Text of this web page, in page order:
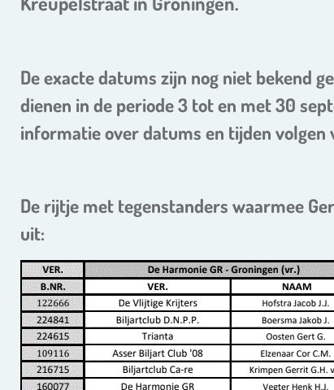
De exacte datums zijn nog niet bekend
dienen in de periode 3 tot en met 30
informatie over datums en tijden volgen
De rijtje met tegenstanders waarmee
uit: